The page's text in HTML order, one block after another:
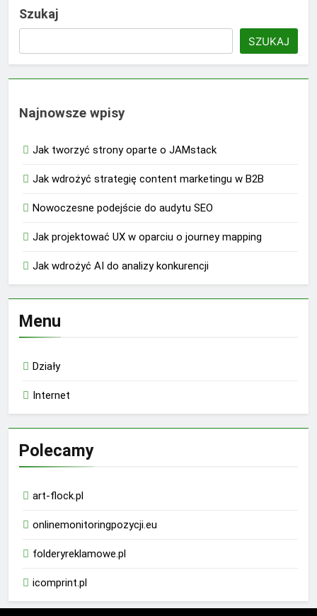
Szukaj
SZUKAJ
Najnowsze wpisy
Jak tworzyć strony oparte o JAMstack
Jak wdrożyć strategię content marketingu w B2B
Nowoczesne podejście do audytu SEO
Jak projektować UX w oparciu o journey mapping
Jak wdrożyć AI do analizy konkurencji
Menu
Działy
Internet
Polecamy
art-flock.pl
onlinemonitoringpozycji.eu
folderyreklamowe.pl
icomprint.pl